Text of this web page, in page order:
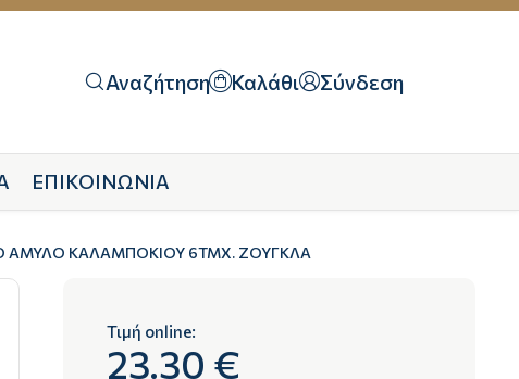
Αναζήτηση Καλάθι Σύνδεση
ΕΠΙΚΟΙΝΩΝΙΑ
ΑΜΥΛΟ ΚΑΛΑΜΠΟΚΙΟΥ 6ΤΜΧ. ΖΟΥΓΚΛΑ
Τιμή online:
23.30 €